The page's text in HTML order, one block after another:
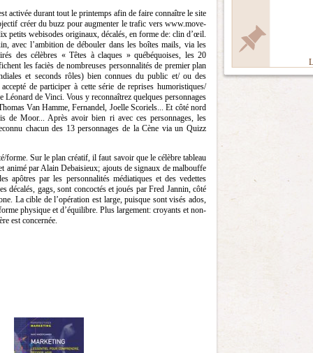
activée durant tout le printemps afin de faire connaître le site
créer du buzz pour augmenter le trafic vers www.move-
petits webisodes originaux, décalés, en forme de: clin d’œil.
avec l’ambition de débouler dans les boîtes mails, via les
des célèbres « Têtes à claques » québéquoises, les 20
les faciès de nombreuses personnalités de premier plan
et seconds rôles) bien connues du public et/ ou des
de participer à cette série de reprises humoristiques/
Léonard de Vinci. Vous y reconnaîtrez quelques personnages
Van Hamme, Fernandel, Joelle Scoriels... Et côté nord
de Moor... Après avoir bien ri avec ces personnages, les
chacun des 13 personnages de la Cène via un Quizz
forme. Sur le plan créatif, il faut savoir que le célèbre tableau
animé par Alain Debaisieux; ajouts de signaux de malbouffe
apôtres par les personnalités médiatiques et des vedettes
décalés, gags, sont concoctés et joués par Fred Jannin, côté
La cible de l’opération est large, puisque sont visés ados,
physique et d’équilibre. Plus largement: croyants et non-
est concernée.